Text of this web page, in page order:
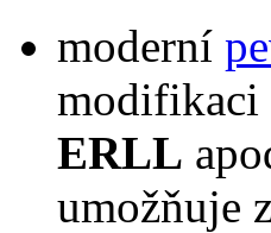
moderní
modifikaci
ERLL
umožňuje